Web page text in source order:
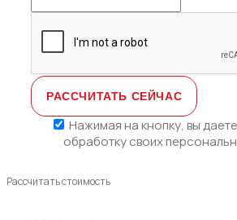
Нажимая на кнопку, вы даете
обработку своих
Рассчитать стоимость